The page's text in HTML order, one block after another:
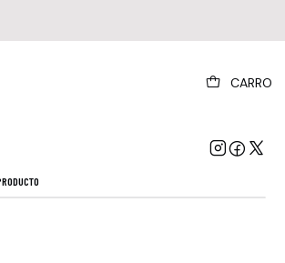
CARRO
Live Rock Importado